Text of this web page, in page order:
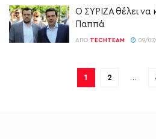
Ο ΣΥΡΙΖΑ θέλει να
Παππά
ΑΠΌ TECHTEAM 09/
1 2 …